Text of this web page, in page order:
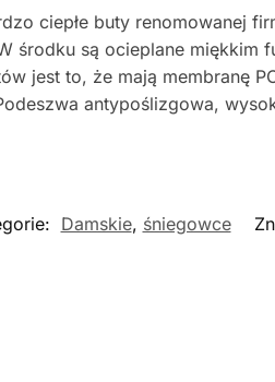
ciepłe buty renomowanej
środku są ocieplane
jest to, że mają membranę
antypoślizgowa,
Damskie, śniegowce